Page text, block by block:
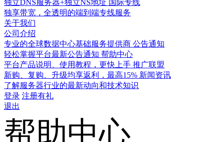
独立DNS服务器+独立NS地址 国际专线
独享带宽，全透明的端到端专线服务
关于我们
公司介绍
专业的全球数据中心基础服务提供商 公告通知
轻松掌握平台最新公告通知 帮助中心
平台产品说明、使用教程，更快上手 推广联盟
新购、复购、升级均享返利，最高15% 新闻资讯
了解服务器行业的最新动向和技术知识
登录 注册有礼
退出
帮助中心